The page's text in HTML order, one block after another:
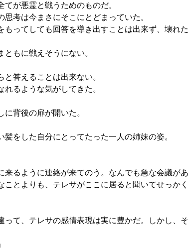
が悪霊と戦うためのものだ。
考は今まさにそこにとどまっていた。
ってしても回答を導き出すことは出来ず、壊れ
もに戦えそうにない。
答えることは出来ない。
るような気がしてきた。
背後の扉が開いた。
をした自分にとってたった一人の姉妹の姿。
るように連絡が来てのう。なんでも急な会議が
とよりも、テレサがここに居ると聞いてせっ
て、テレサの感情表現は実に豊かだ。しかし、